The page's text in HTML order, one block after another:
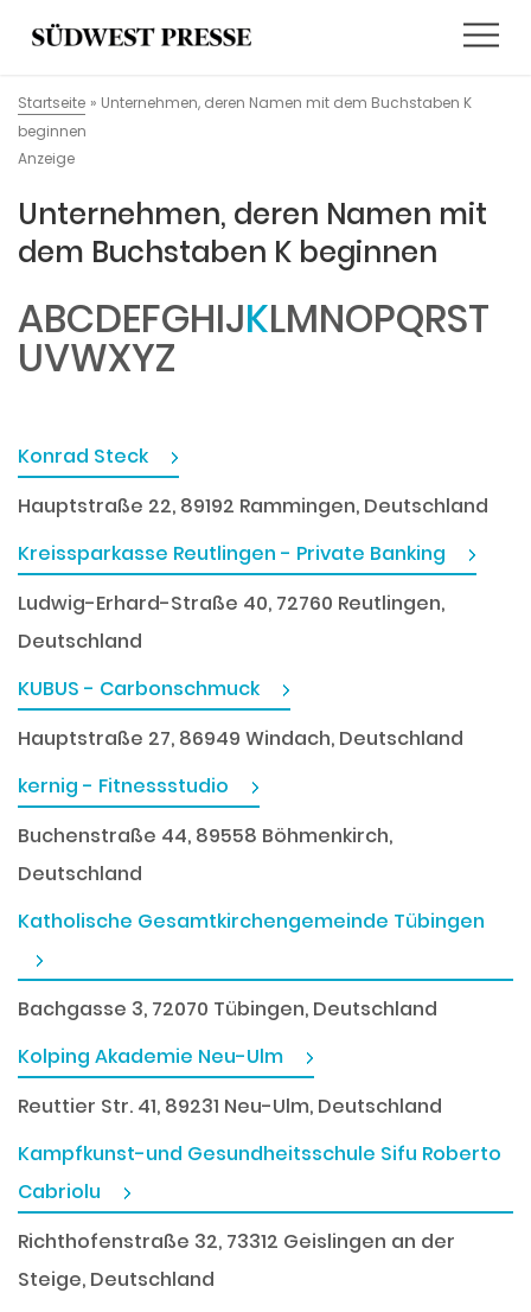
Startseite » Unternehmen, deren Namen mit dem Buchstaben K
beginnen
Anzeige
Unternehmen, deren Namen mit
dem Buchstaben K beginnen
ABCDEFGHIJKLMNOPQRST
UVWXYZ
Konrad Steck
Hauptstraße 22, 89192 Rammingen, Deutschland
Kreissparkasse Reutlingen - Private Banking
Ludwig-Erhard-Straße 40, 72760 Reutlingen,
Deutschland
KUBUS - Carbonschmuck
Hauptstraße 27, 86949 Windach, Deutschland
kernig - Fitnessstudio
Buchenstraße 44, 89558 Böhmenkirch,
Deutschland
Katholische Gesamtkirchengemeinde Tübingen
Bachgasse 3, 72070 Tübingen, Deutschland
Kolping Akademie Neu-Ulm
Reuttier Str. 41, 89231 Neu-Ulm, Deutschland
Kampfkunst-und Gesundheitsschule Sifu Roberto
Cabriolu
Richthofenstraße 32, 73312 Geislingen an der
Steige, Deutschland